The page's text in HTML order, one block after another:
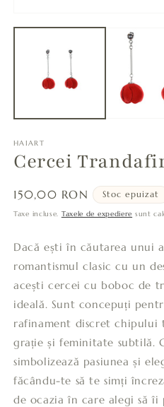
HAIART
Cercei
Preț
obișnuit
150,00 RON Stoc epuizat
Taxe incluse. Taxele de expediere sunt
Dacă ești în căutarea unui
romantismul clasic cu un
acești cercei cu boboc de
ideală. Sunt concepuți
rafinament discret chipului
grație și feminitate subtilă.
simbolizează pasiunea și
făcându-te să te simți
de ocazia în care alegi să îi